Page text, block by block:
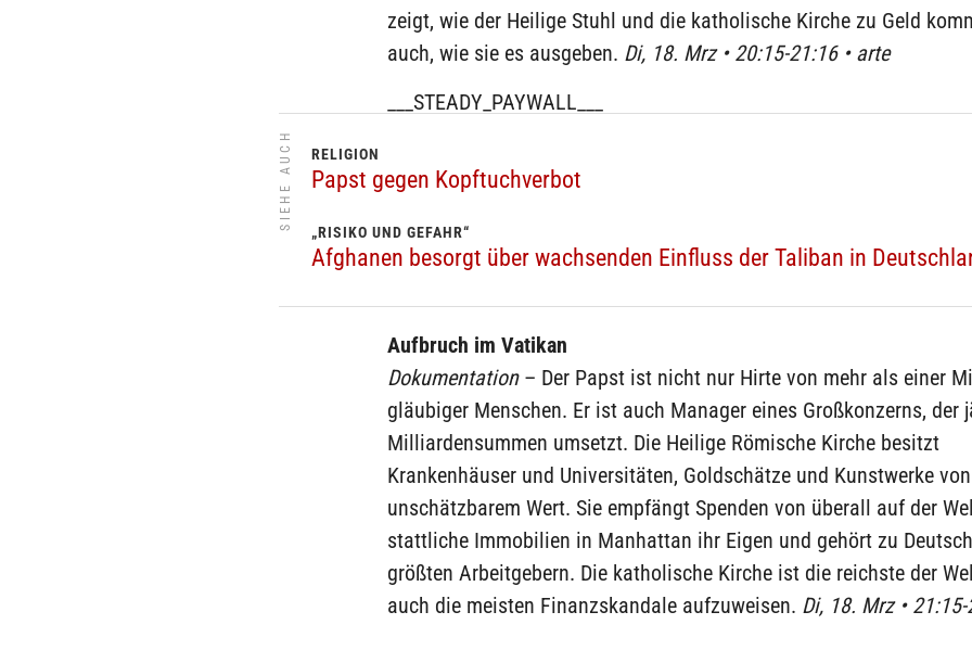
zeigt, wie der Heilige Stuhl und die katholische Kirche zu Geld
auch, wie sie es ausgeben. Di, 18. Mrz • 20:15-21:16 • arte
___STEADY_PAYWALL___
SIEHE AUCH RELIGION
Papst gegen Kopftuchverbot
„RISIKO UND GEFAHR“
Afghanen besorgt über wachsenden Einfluss der Taliban in
Aufbruch im Vatikan
Dokumentation – Der Papst ist nicht nur Hirte von mehr als einer
gläubiger Menschen. Er ist auch Manager eines Großkonzerns, der
Milliardensummen umsetzt. Die Heilige Römische Kirche besitzt
Krankenhäuser und Universitäten, Goldschätze und Kunstwerke von
unschätzbarem Wert. Sie empfängt Spenden von überall auf der
stattliche Immobilien in Manhattan ihr Eigen und gehört zu
größten Arbeitgebern. Die katholische Kirche ist die reichste der
auch die meisten Finanzskandale aufzuweisen. Di, 18. Mrz •